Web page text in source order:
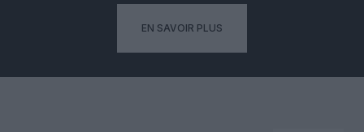
EN SAVOIR PLUS